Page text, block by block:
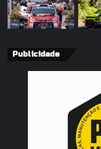
Publicidade